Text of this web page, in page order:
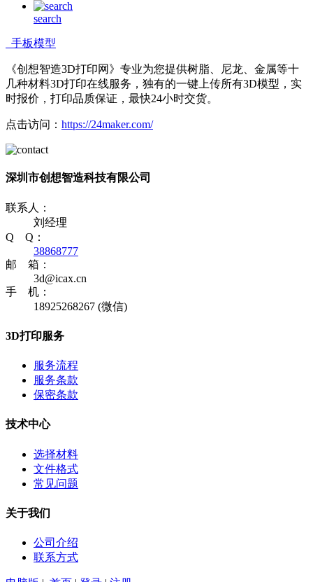
search
手板模型
《创想智造3D打印网》专业为您提供树脂、尼龙、金属等十
几种材料3D打印在线服务，独有的一键上传所有3D模型，实
时报价，打印品质保证，最快24小时交货。
点击访问： https://24maker.com/
深圳市创想智造科技有限公司
联系人：
刘经理
Q Q：
38868777
邮 箱：
3d@icax.cn
手 机：
18925268267 (微信)
3D打印服务
服务流程
服务条款
保密条款
技术中心
选择材料
文件格式
常见问题
关于我们
公司介绍
联系方式